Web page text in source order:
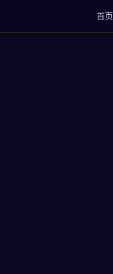
首页